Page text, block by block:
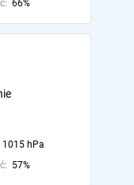
66%
1015 hPa
57%